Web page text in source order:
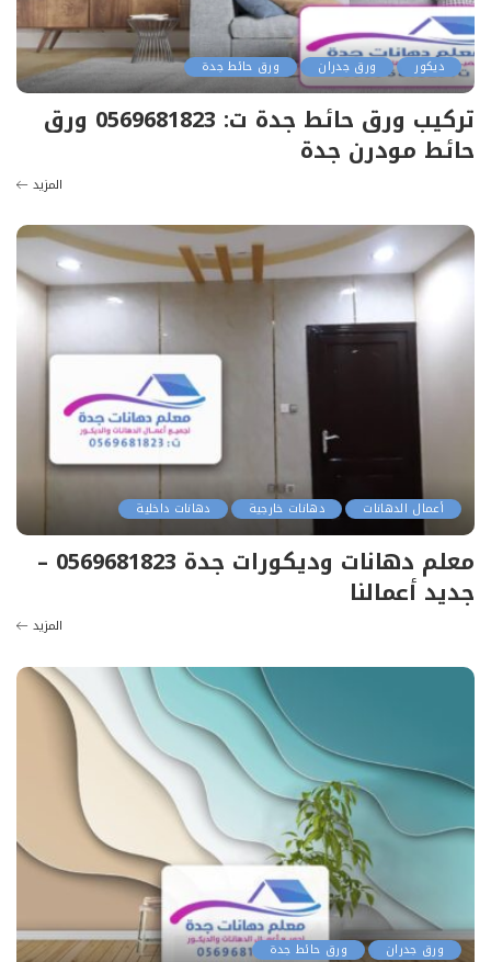
ديكور ورق جدران ورق حائط جدة
تركيب ورق حائط جدة ت: 0569681823 ورق
حائط مودرن جدة
المزيد
أعمال الدهانات دهانات خارجية دهانات داخلية
معلم دهانات وديكورات جدة 0569681823 –
جديد أعمالنا
المزيد
ورق جدران ورق حائط جدة